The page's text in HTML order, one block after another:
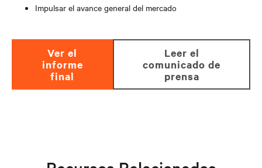
Impulsar el avance general del mercado
ver el
informe
final
leer el
comunicado de
prensa